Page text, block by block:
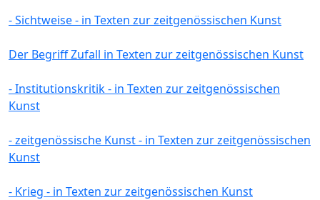
- Sichtweise - in Texten zur zeitgenössischen Kunst
Der Begriff Zufall in Texten zur zeitgenössischen Kunst
- Institutionskritik - in Texten zur zeitgenössischen
Kunst
- zeitgenössische Kunst - in Texten zur zeitgenössischen
Kunst
- Krieg - in Texten zur zeitgenössischen Kunst